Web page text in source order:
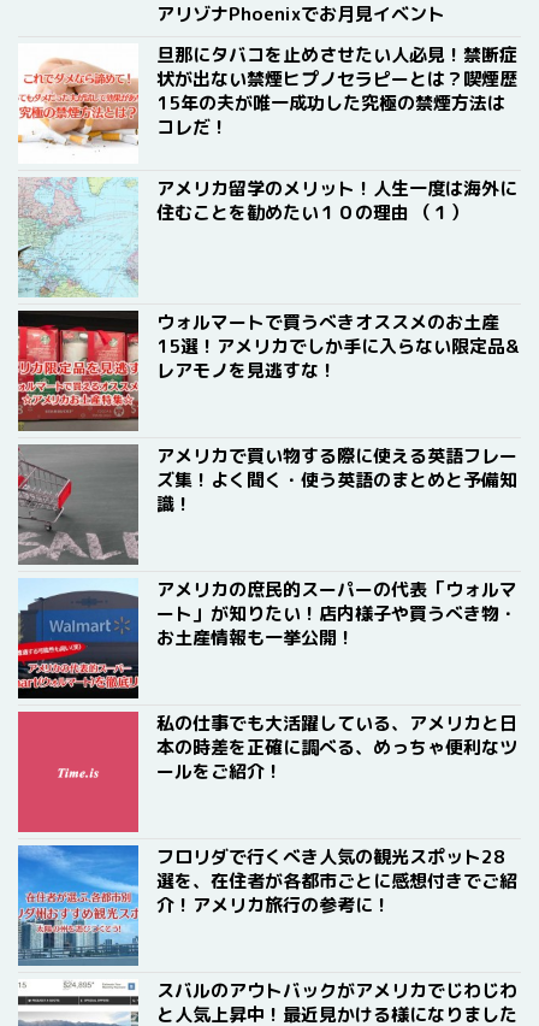
アリゾナPhoenixでお月見イベント
旦那にタバコを止めさせたい人必見！禁断症
状が出ない禁煙ヒプノセラピーとは？喫煙歴
15年の夫が唯一成功した究極の禁煙方法は
コレだ！
アメリカ留学のメリット！人生一度は海外に
住むことを勧めたい１０の理由 （１）
ウォルマートで買うべきオススメのお土産
15選！アメリカでしか手に入らない限定品&
レアモノを見逃すな！
アメリカで買い物する際に使える英語フレー
ズ集！よく聞く・使う英語のまとめと予備知
識！
アメリカの庶民的スーパーの代表「ウォルマ
ート」が知りたい！店内様子や買うべき物・
お土産情報も一挙公開！
私の仕事でも大活躍している、アメリカと日
本の時差を正確に調べる、めっちゃ便利なツ
ールをご紹介！
フロリダで行くべき人気の観光スポット28
選を、在住者が各都市ごとに感想付きでご紹
介！アメリカ旅行の参考に！
スバルのアウトバックがアメリカでじわじわ
と人気上昇中！最近見かける様になりました